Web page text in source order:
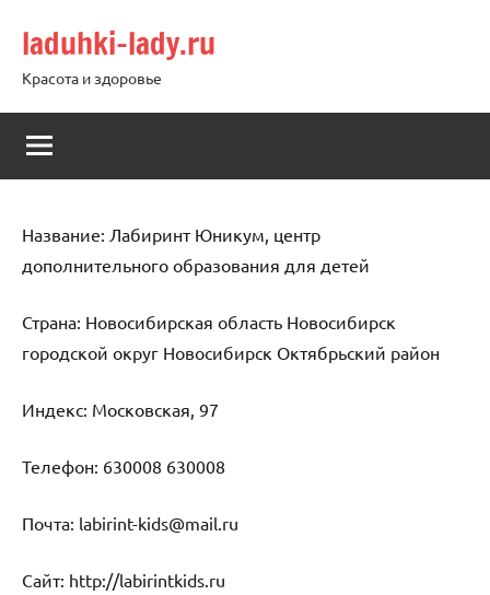
содержимому
laduhki-lady.ru
Красота и здоровье
Название: Лабиринт Юникум, центр
дополнительного образования для детей
Страна: Новосибирская область Новосибирск
городской округ Новосибирск Октябрьский район
Индекс: Московская, 97
Телефон: 630008 630008
Почта: labirint-kids@mail.ru
Cайт: http://labirintkids.ru